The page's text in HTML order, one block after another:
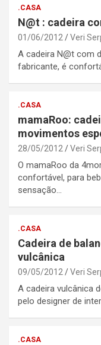
.CASA
N@t : cadeira
01/06/2012 Veri
A cadeira N@t com
fabricante, é
.CASA
mamaRoo:
movimentos
28/05/2012 Veri
O mamaRoo da
confortável, para
sensação…
.CASA
Cadeira de
vulcânica
09/05/2012 Veri
A cadeira vulcânica
pelo designer de
.CASA